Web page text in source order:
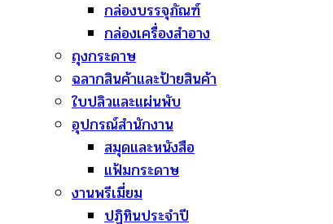
กล่องบรรจุภัณฑ์
กล่องเครื่องสำอาง
ถุงกระดาษ
ฉลากสินค้าและป้ายสินค้า
ใบปลิวและแผ่นพับ
อุปกรณ์สำนักงาน
สมุดและหนังสือ
แฟ้มกระดาษ
งานพรีเมี่ยม
ปฏิทินประจำปี